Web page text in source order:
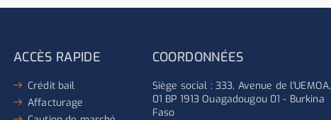
ACCÈS RAPIDE
Crédit bail
Affacturage
COORDONNÉES
Siège social : 333, Avenue de l'UEMOA,
01 BP 1913 Ouagadougou 01 - Burkina
Faso